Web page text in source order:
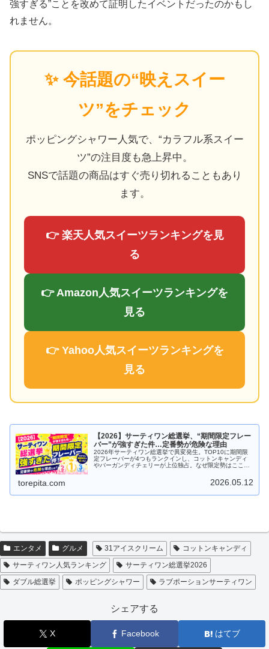
強すぎる”ことを改めて証明したイベントだったのかもし
れません。
✨ 今話題の“映えスイー
ツ”をチェック
ポッピングシャワー人気で、“カラフル系スイー
ツ”の注目度も急上昇中。
SNSで話題の商品はすぐ売り切れることもあり
ます。
👉 楽天人気スイーツランキングを見
る
👉 Amazon人気スイーツランキングを
見る
👉 Yahoo人気スイーツランキングを
見る
【2026】サーティワン総選挙、“期間限定フレー
バー”が強すぎた件…定番勢が危険な理由
2026年サーティワン総選挙で異変発生。TOP10に期間限
定フレーバーが4つもランクインし、コットンキャンディ
やバーガンディチェリーが上位独占。なぜ限定勢はここま
torepita.com 2026.05.12
エンタメ グルメ 31アイスクリーム
コットンキャンディ
サーティワン人気ランキング
サーティワン総選挙2026
ダブル総選挙
ポッピングシャワー ラブポーションサーティワン
シェアする
X Facebook はてブ